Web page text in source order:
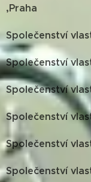
,Praha
Společenství
Společenství
Společenství
Společenství
Společenství
Společenství